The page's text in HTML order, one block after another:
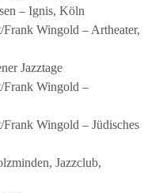
– Ignis, Köln
Wingold – Artheater,
Jazztage
Wingold –
Wingold – Jüdisches
Jazzclub,